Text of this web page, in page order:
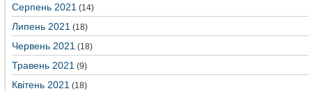
Серпень 2021 (14)
Липень 2021 (18)
Червень 2021 (18)
Травень 2021 (9)
Квітень 2021 (18)